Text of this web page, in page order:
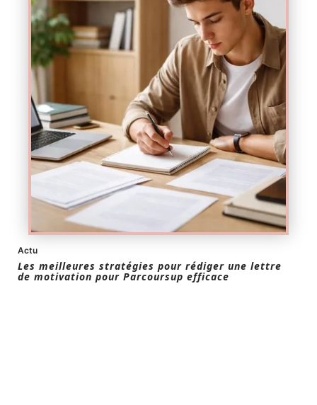
Actu
Les meilleures stratégies pour rédiger une lettre
de motivation pour Parcoursup efficace